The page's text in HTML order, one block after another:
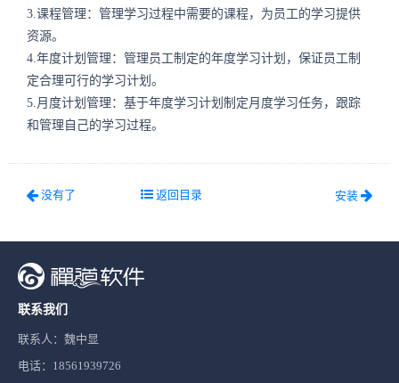
3.课程管理：管理学习过程中需要的课程，为员工的学习提供
资源。
4.年度计划管理：管理员工制定的年度学习计划，保证员工制
定合理可行的学习计划。
5.月度计划管理：基于年度学习计划制定月度学习任务，跟踪
和管理自己的学习过程。
没有了 返回目录 安装
联系我们
联系人：魏中显
电话：18561939726